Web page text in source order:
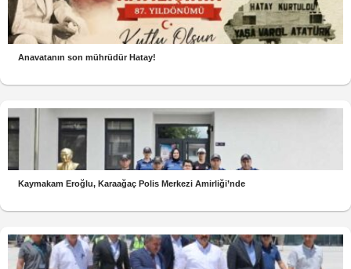
Anavatanın son mührüdür Hatay!
Kaymakam Eroğlu, Karaağaç Polis Merkezi Amirliği’nde